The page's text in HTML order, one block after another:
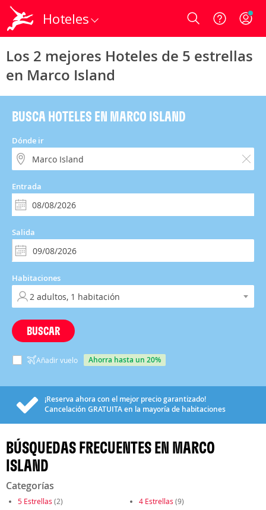
Hoteles Login
Los 2 mejores Hoteles de 5 estrellas
en Marco Island
BUSCA HOTELES EN MARCO ISLAND
Dónde ir
Entrada
Salida
Habitaciones
BUSCAR
Añadir vuelo ahorra hasta un 20%
¡Reserva ahora con el mejor precio garantizado!
Cancelación GRATUITAen la mayoría de habitaciones
BÚSQUEDAS FRECUENTES EN MARCO
ISLAND
Categorías
5 Estrellas (2) 4 Estrellas (9)